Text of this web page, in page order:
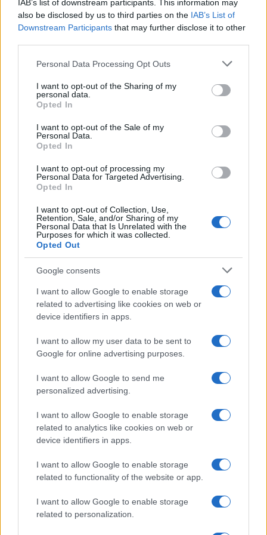
IAB’s list of downstream participants. This information may
also be disclosed by us to third parties on the IAB’s List of
Downstream Participants that may further disclose it to other
Please note that this website/app uses one or more Google
not limited to your visit or usage behaviour. You may click to
grant or deny consent to Google and its third-party tags to
use your data for below specified purposes in below Google
consent section.
Personal Data Processing Opt Outs
I want to opt-out of the Sharing of my
personal data.
Opted In
I want to opt-out of the Sale of my
Personal Data.
Opted In
I want to opt-out of processing my
Personal Data for Targeted Advertising.
Opted In
I want to opt-out of Collection, Use,
Retention, Sale, and/or Sharing of my
Personal Data that Is Unrelated with the
Purposes for which it was collected.
Opted Out
Google consents
I want to allow Google to enable storage
related to advertising like cookies on web or
device identifiers in apps.
I want to allow my user data to be sent to
Google for online advertising purposes.
I want to allow Google to send me
personalized advertising.
I want to allow Google to enable storage
related to analytics like cookies on web or
device identifiers in apps.
I want to allow Google to enable storage
related to functionality of the website or app.
I want to allow Google to enable storage
related to personalization.
Kategorije: Šport
Ključne besede:
zmaga
Več iz kategorije Šport
(VIDEO) Jon Lihteneger
Vidmajer prvi v cilju K24 in novi
državni prvak
Koroška slavi državne prvake v
Črni na Koroškem štartala
najdaljša preizkušnja K24 Ultra
generacijo: Slovenska
mladinska košarka piše
zgodovino
Obvestila
Izklop elektrike: 426. Nadzorništvo Vuzenica - Območje Sv.
pred 7 urami
Izklop elektrike: 425. Nadzorništvo Vuzenica - Območje
pred 7 urami
Izklop elektrike: 429. Nadzorništvo Ravne - Območje Prevalje
pred 7 urami
Izklop elektrike: 424. Nadzorništvo Vuzenica - Območje Orlice